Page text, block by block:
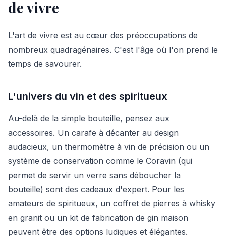
de vivre
L'art de vivre est au cœur des préoccupations de
nombreux quadragénaires. C'est l'âge où l'on prend le
temps de savourer.
L'univers du vin et des spiritueux
Au-delà de la simple bouteille, pensez aux
accessoires. Un carafe à décanter au design
audacieux, un thermomètre à vin de précision ou un
système de conservation comme le Coravin (qui
permet de servir un verre sans déboucher la
bouteille) sont des cadeaux d'expert. Pour les
amateurs de spiritueux, un coffret de pierres à whisky
en granit ou un kit de fabrication de gin maison
peuvent être des options ludiques et élégantes.